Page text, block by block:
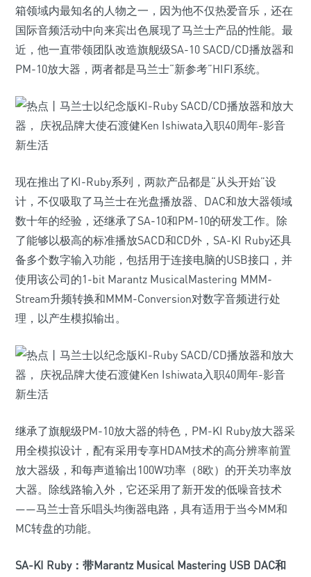
箱领域内最知名的人物之一，因为他不仅热爱音乐，还在
国际音频活动中向来宾出色展现了马兰士产品的性能。最
近，他一直带领团队改造旗舰级SA-10 SACD/CD播放器和
PM-10放大器，两者都是马兰士“新参考”HIFI系统。
现在推出了KI-Ruby系列，两款产品都是“从头开始”设
计，不仅吸取了马兰士在光盘播放器、DAC和放大器领域
数十年的经验，还继承了SA-10和PM-10的研发工作。除
了能够以极高的标准播放SACD和CD外，SA-KI Ruby还具
备多个数字输入功能，包括用于连接电脑的USB接口，并
使用该公司的1-bit Marantz MusicalMastering MMM-
Stream升频转换和MMM-Conversion对数字音频进行处
理，以产生模拟输出。
继承了旗舰级PM-10放大器的特色，PM-KI Ruby放大器采
用全模拟设计，配有采用专享HDAM技术的高分辨率前置
放大器级，和每声道输出100W功率（8欧）的开关功率放
大器。除线路输入外，它还采用了新开发的低噪音技术
——马兰士音乐唱头均衡器电路，具有适用于当今MM和
MC转盘的功能。
SA-KI Ruby：带Marantz Musical Mastering USB DAC和